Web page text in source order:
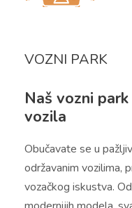
VOZNI PARK
Naš vozni
vozila
Obučavate se u
održavanim vozilima,
vozačkog iskustva.